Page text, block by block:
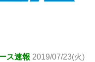
ス速報 2019/07/23(火)